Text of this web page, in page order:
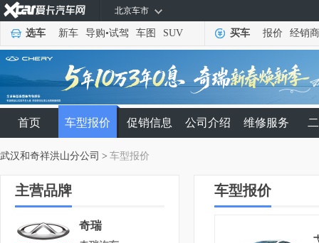
北京车市
选车 新车 导购•试驾 车图 SUV 买车 报价 经销商
首页 车型报价 促销信息 公司介绍 维修服务
武汉和奇祥洪山分公司 > 车型报价
主营品牌
奇瑞
车型报价